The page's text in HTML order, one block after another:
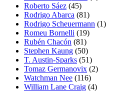
Roberto Sáez (45)
Rodrigo Abarca (81)
Rodrigo Scheuermann (1)
Romeu Bornelli (19)
Rubén Chacón (81)
Stephen Kaung (50)
T. Austin-Sparks (51)
Tomaz Germanovix (2)
Watchman Nee (116)
William Lane Craig (4)